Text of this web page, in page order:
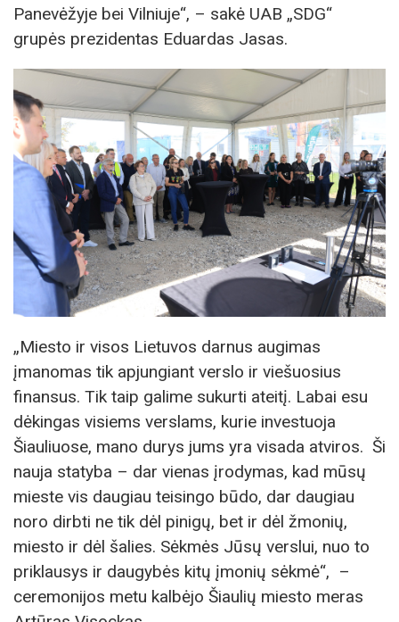
Panevėžyje bei Vilniuje“, – sakė UAB „SDG“
grupės prezidentas Eduardas Jasas.
„Miesto ir visos Lietuvos darnus augimas
įmanomas tik apjungiant verslo ir viešuosius
finansus. Tik taip galime sukurti ateitį. Labai esu
dėkingas visiems verslams, kurie investuoja
Šiauliuose, mano durys jums yra visada atviros. Ši
nauja statyba – dar vienas įrodymas, kad mūsų
mieste vis daugiau teisingo būdo, dar daugiau
noro dirbti ne tik dėl pinigų, bet ir dėl žmonių,
miesto ir dėl šalies. Sėkmės Jūsų verslui, nuo to
priklausys ir daugybės kitų įmonių sėkmė“, –
ceremonijos metu kalbėjo Šiaulių miesto meras